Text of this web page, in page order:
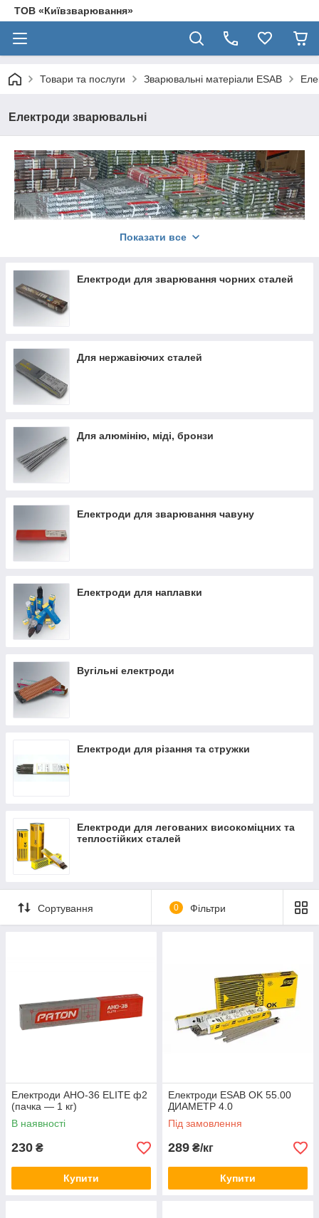
ТОВ «Київзварювання»
Товари та послуги Зварювальні матеріали ESAB
Електроди зварювальні
Зварювальні електроди: як вибрати
Зварювальні електроди
зварювальних робіт не менше зварювального апарату.
Електродом називається сталевий стрижень з обмазкою, що
Показати все
Електроди для зварювання чорних сталей
Для нержавіючих сталей
Для алюмінію, міді, бронзи
Електроди для зварювання чавуну
Електроди для наплавки
Вугільні електроди
Електроди для різання та стружки
Електроди для легованих високоміцних та
теплостійких сталей
Сортування 0 Фільтри
Електроди АНО-36 ELITE ф2
(пачка — 1 кг)
В наявності
230 ₴
Купити
Електроди ESAB OK 55.00
ДИАМЕТР 4.0
Під замовлення
289 ₴/кг
Купити